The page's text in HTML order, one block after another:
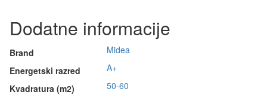
Dodatne informacije
Brand
Midea
Energetski razred
A+
Kvadratura (m2)
50-60